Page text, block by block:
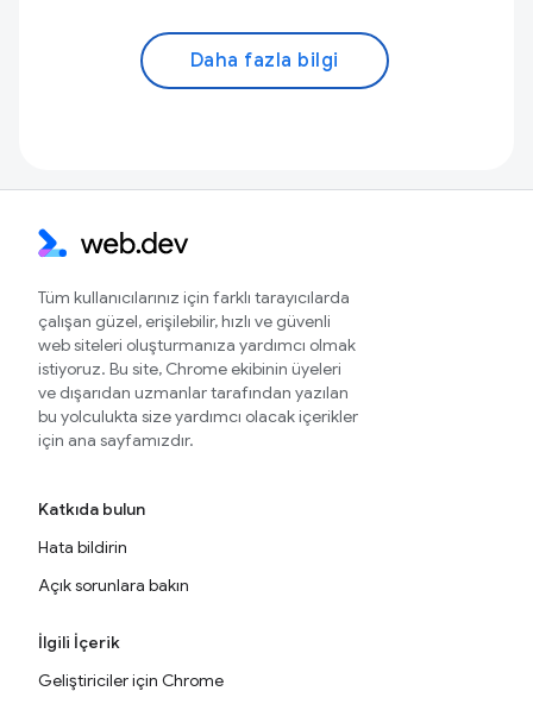
Daha fazla bilgi
Tüm kullanıcılarınız için farklı tarayıcılarda
çalışan güzel, erişilebilir, hızlı ve güvenli
web siteleri oluşturmanıza yardımcı olmak
istiyoruz. Bu site, Chrome ekibinin üyeleri
ve dışarıdan uzmanlar tarafından yazılan
bu yolculukta size yardımcı olacak içerikler
için ana sayfamızdır.
Katkıda bulun
Hata bildirin
Açık sorunlara bakın
İlgili İçerik
Geliştiriciler için Chrome